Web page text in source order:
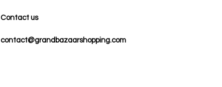
Contact us
contact@grandbazaarshopping.com